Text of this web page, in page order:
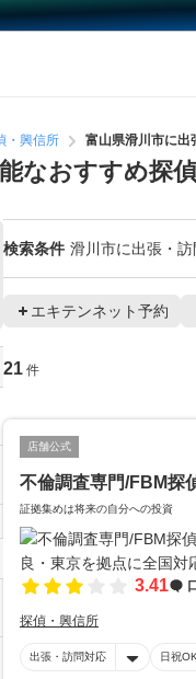
・興信所 富山県滑川市に出
なおすすめ探
検索条件 滑川市に出張・
エキテンネット予約
21 件
店舗公式
不倫調査専門/FBM探
証拠集めは将来の自分への投資
3.41
探偵・興信所
出張・訪問対応 日祝OK